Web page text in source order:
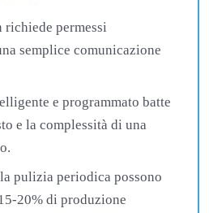
richiede permessi
semplice comunicazione
e programmato batte
e la complessità di una
pulizia periodica possono
20% di produzione